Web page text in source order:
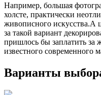
Например, большая
холсте, практически
живописного искусства.А
за такой вариант
пришлось бы заплатить за
известного современного
Варианты